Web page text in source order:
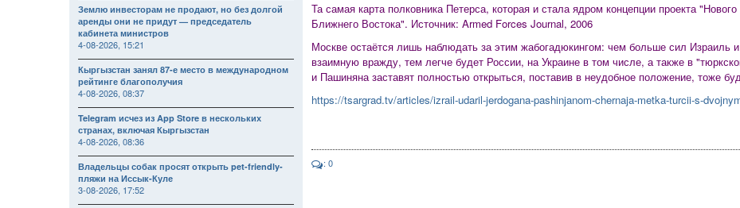
Та самая карта полковника Петерса, которая и стала ядром концепции проекта
Ближнего Востока". Источник: Armed Forces Journal, 2006
Москве остаётся лишь наблюдать за этим жабогадюкингом: чем больше сил Израиль и
взаимную вражду, тем легче будет России, на Украине в том числе, а также в
и Пашиняна заставят полностью открыться, поставив в неудобное положение, тоже
https://tsargrad.tv/articles/izrail-udaril-jerdogana-pashinjanom-chernaja-metka-turcii-s-
: 0
Землю инвесторам не продают, но без долгой
аренды они не придут — председатель
кабинета министров
4-08-2026, 15:21
Кыргызстан занял 87-е место в международном
рейтинге благополучия
4-08-2026, 08:37
Telegram исчез из App Store в нескольких
странах, включая Кыргызстан
4-08-2026, 08:36
Владельцы собак просят открыть pet-friendly-
пляжи на Иссык-Куле
3-08-2026, 17:52